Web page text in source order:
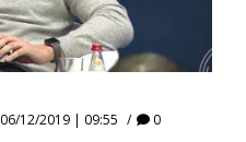
06/12/2019 | 09:55 0